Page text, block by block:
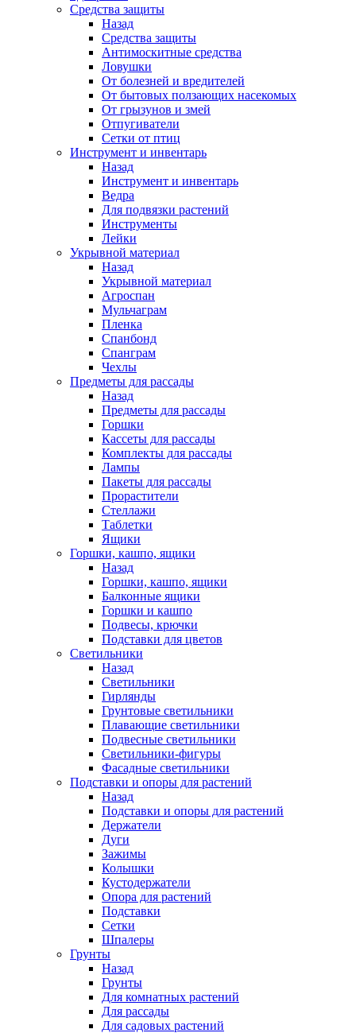
Средства защиты
Назад
Средства защиты
Антимоскитные средства
Ловушки
От болезней и вредителей
От бытовых ползающих насекомых
От грызунов и змей
Отпугиватели
Сетки от птиц
Инструмент и инвентарь
Назад
Инструмент и инвентарь
Ведра
Для подвязки растений
Инструменты
Лейки
Укрывной материал
Назад
Укрывной материал
Агроспан
Мульчаграм
Пленка
Спанбонд
Спанграм
Чехлы
Предметы для рассады
Назад
Предметы для рассады
Горшки
Кассеты для рассады
Комплекты для рассады
Лампы
Пакеты для рассады
Прорастители
Стеллажи
Таблетки
Ящики
Горшки, кашпо, ящики
Назад
Горшки, кашпо, ящики
Балконные ящики
Горшки и кашпо
Подвесы, крючки
Подставки для цветов
Светильники
Назад
Светильники
Гирлянды
Грунтовые светильники
Плавающие светильники
Подвесные светильники
Светильники-фигуры
Фасадные светильники
Подставки и опоры для растений
Назад
Подставки и опоры для растений
Держатели
Дуги
Зажимы
Колышки
Кустодержатели
Опора для растений
Подставки
Сетки
Шпалеры
Грунты
Назад
Грунты
Для комнатных растений
Для рассады
Для садовых растений